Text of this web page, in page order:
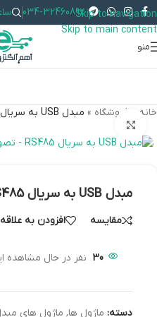
Skip to navigation
Skip to main content
034-32460892 ساعت
منو
خانه فروشگاه » مبدل USB به سریال RS485
مبدل USB به سریال RS485
مقایسه افزودن به
30 نفر در حال
دسته: ماژول ها, ماژول های